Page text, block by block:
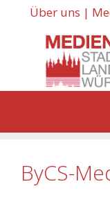
Über uns |
ByCS-